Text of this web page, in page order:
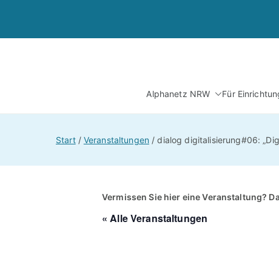
springen
Alphanetz NRW Für
Start Veranstaltungen dialog digitalisierung#06:
Vermissen Sie hier eine Veranstaltung?
« Alle Veranstaltungen